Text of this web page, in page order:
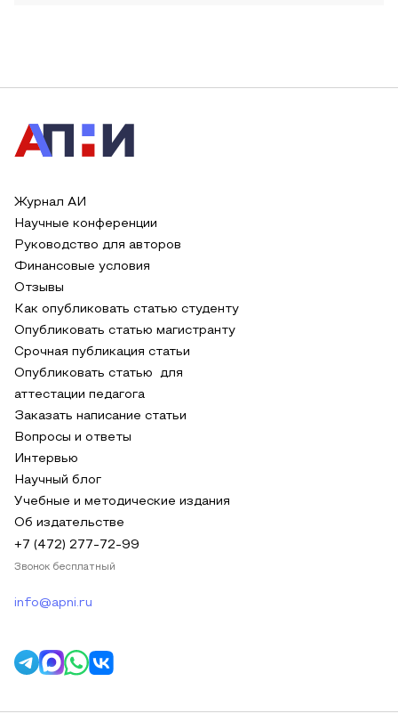
Журнал АИ
Научные конференции
Руководство для авторов
Финансовые условия
Отзывы
Как опубликовать статью студенту
Опубликовать статью магистранту
Срочная публикация статьи
Опубликовать статью для
аттестации педагога
Заказать написание статьи
Вопросы и ответы
Интервью
Научный блог
Учебные и методические издания
Об издательстве
+7 (472) 277-72-99
Звонок бесплатный
info@apni.ru